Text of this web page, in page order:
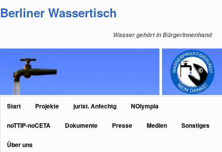
primären
Berliner Wassertisch
Wasser gehört in BürgerInnenhand
Hauptmenü
Start Projekte jurist. Anfechtg NOlympia
noTTIP-noCETA Dokumente Presse Medien Sonstiges
Über uns